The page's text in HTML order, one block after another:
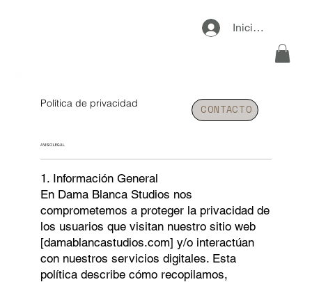
Iniciar sesión
CONTACTO
Política de privacidad
AVISO LEGAL
1. Información General
En Dama Blanca Studios nos
comprometemos a proteger la privacidad de
los usuarios que visitan nuestro sitio web
[damablancastudios.com] y/o interactúan
con nuestros servicios digitales. Esta
política describe cómo recopilamos,